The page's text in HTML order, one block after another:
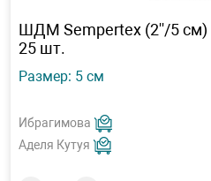
ШДМ Sempertex (2''/5 см)
25 шт.
Размер: 5 см
Ибрагимова
Аделя Кутуя